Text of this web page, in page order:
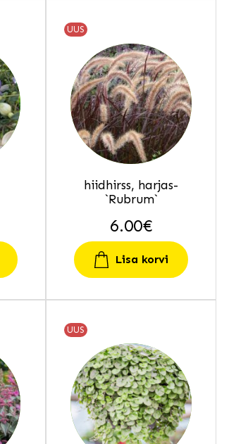
UUS
hiidhirss, harjas-
`Rubrum`
6.00€
Lisa korvi
UUS